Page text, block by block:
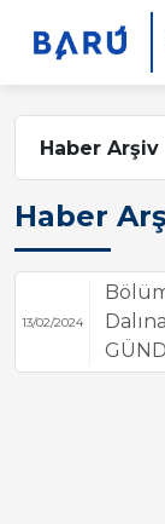
Haber Arşiv
Haber
13/02/2024